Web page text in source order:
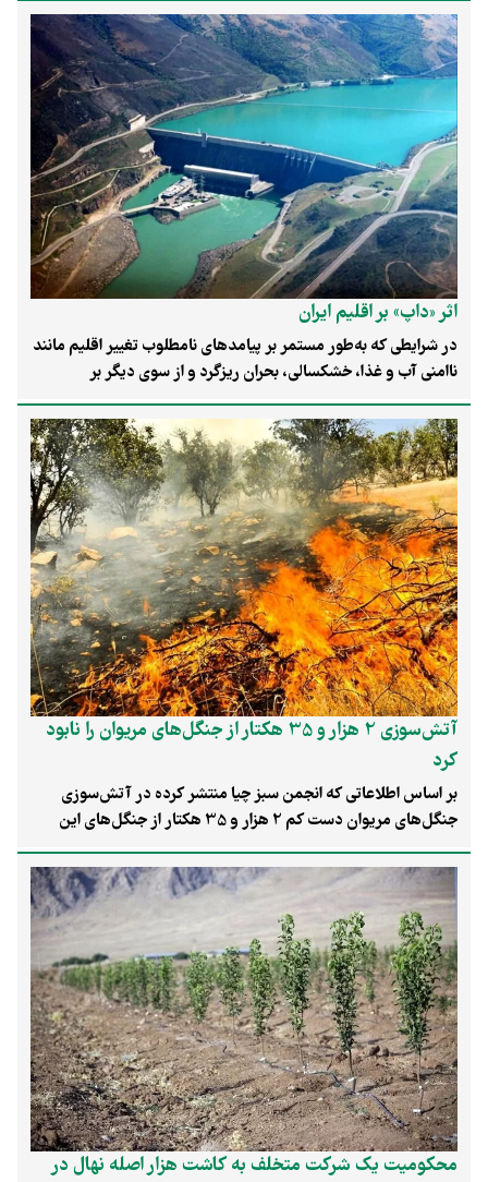
اثر «داپ» بر اقلیم ایران
در شرایطی که به‌طور مستمر بر پیامدهای نامطلوب تغییر اقلیم مانند
ناامنی آب و غذا، خشکسالی، بحران ریزگرد و از سوی دیگر بر
آسیب‌پذیری خاورمیانه بیش از میانگین جهانی و لزوم همبستگی و
همکاری کشورها در راستای کاهش سرعت پیشروی و ارتقای
تاب‌آوری در مواجهه با این ابرچالش تأکید می‌شود، اقداماتی
غیرمنطقی از سوی برخی دولت‌ها و خلاهای قانونی منتهی به پسرفت
برنامه‌های مد نظر مشاهده می‌شود.
آتش‌سوزی 2 هزار و 35 هکتار از جنگل‌های مریوان را نابود
کرد
بر اساس اطلاعاتی که انجمن سبز چیا منتشر کرده در آتش‌سوزی
جنگل‌های مریوان دست کم 2 هزار و 35 هکتار از جنگل‌های این
منطقه در آتش سوختند.
محکومیت یک شرکت متخلف به کاشت هزار اصله نهال در